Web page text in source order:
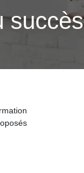
succès